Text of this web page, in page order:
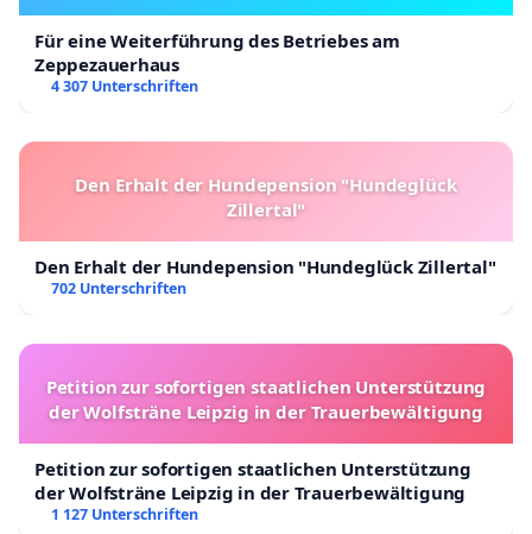
Für eine Weiterführung des Betriebes am
Zeppezauerhaus
4 307 Unterschriften
Den Erhalt der Hundepension "Hundeglück
Zillertal"
Den Erhalt der Hundepension "Hundeglück Zillertal"
702 Unterschriften
Petition zur sofortigen staatlichen Unterstützung
der Wolfsträne Leipzig in der Trauerbewältigung
Petition zur sofortigen staatlichen Unterstützung
der Wolfsträne Leipzig in der Trauerbewältigung
1 127 Unterschriften